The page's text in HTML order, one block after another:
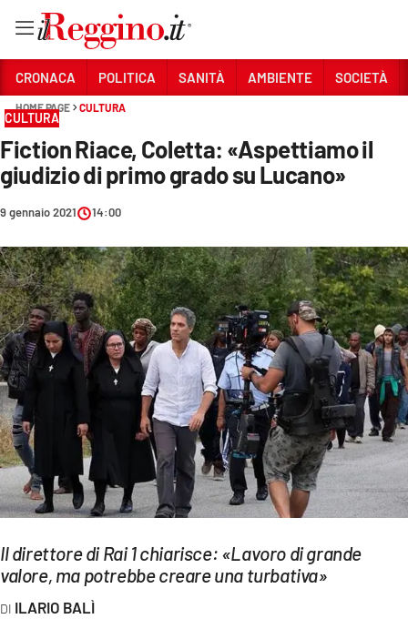
Sezioni
CRONACA
AMBIENTE
SOCIETÀ
CULTURA
ECONOMIA E LAVORO
EVENTI
SPORT
Streaming
LAC TV
LAC NETWORK
CRONACA POLITICA SANITÀ AMBIENTE SOCIETÀ
HOME PAGE CULTURA
CULTURA
Fiction Riace, Coletta: «Aspettiamo il
giudizio di primo grado su Lucano»
9 gennaio 2021 14:00
Il direttore di Rai 1 chiarisce: «Lavoro di grande
valore, ma potrebbe creare una turbativa»
ILARIO BALÌ